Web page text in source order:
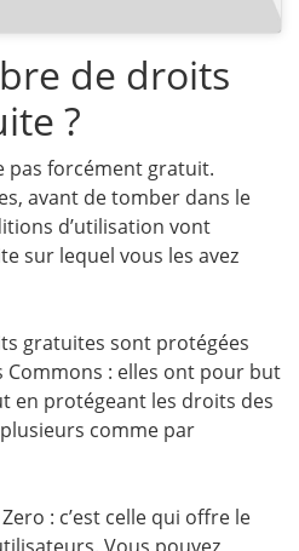
de droits
?
pas forcément gratuit.
avant de tomber dans le
d’utilisation vont
sur lequel vous les avez
gratuites sont protégées
Commons : elles ont pour but
en protégeant les droits des
comme par
: c’est celle qui offre le